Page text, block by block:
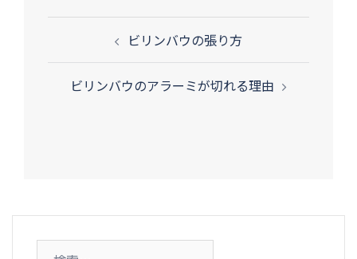
投
ナ
ビリンバウの張り方
ビリンバウのアラーミが切れる理由